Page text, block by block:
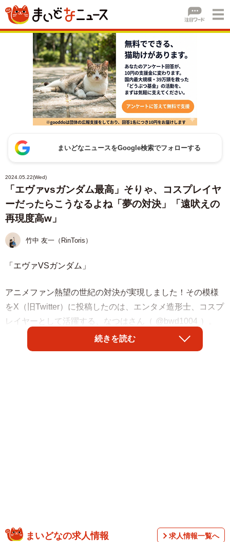
まいどなニュースをGoogle検索でフォローする
2024.05.22(Wed)
「エヴァvsガンダム最高」そりゃ、コスプレイヤ
ーだったらこうなるよね「夢の対決」「遠吠えの
再現度高w」
竹中 友一（RinToris）
「エヴァVSガンダム」
アニメファン熱望の世紀の対決が実現しました！その模様
をX（旧Twitter）に投稿したのは、エンタメ造形士、コスプ
レイヤーとして活躍する、なつはさん（ @bwd1004 ）。
続きを読む
まいどなの求人情報 求人情報一覧へ